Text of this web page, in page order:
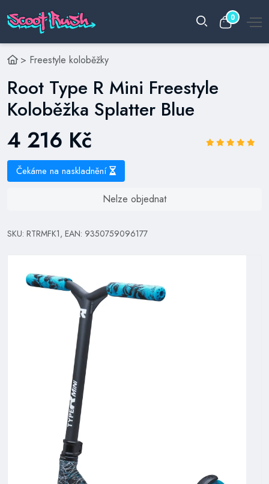
0
> Freestyle koloběžky
Root Type R Mini Freestyle
Koloběžka Splatter Blue
4 216 Kč
Čekáme na naskladnění
Nelze objednat
SKU: RTRMFK1, EAN: 9350759096177